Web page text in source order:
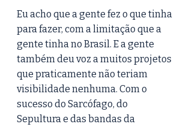
Eu acho que a gente fez o que tinha
para fazer, com a limitação que a
gente tinha no Brasil. E a gente
também deu voz a muitos projetos
que praticamente não teriam
visibilidade nenhuma. Com o
sucesso do Sarcófago, do
Sepultura e das bandas da